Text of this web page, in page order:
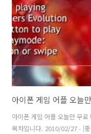
아이폰 게임 어플 오늘
아이폰 게임 어플 오늘만 무
목차입니다. 2010/02/27 - [